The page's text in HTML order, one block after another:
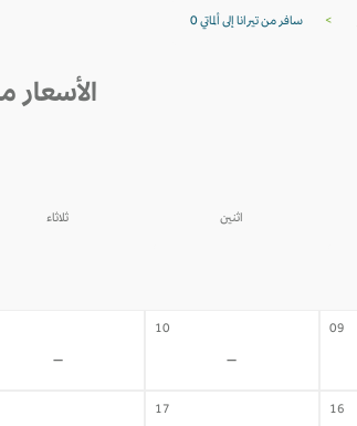
> سافر من تيرانا إلى ألماتي 0
الأسعار من
اثنين ثلاثاء
09
10
-
-
16
17